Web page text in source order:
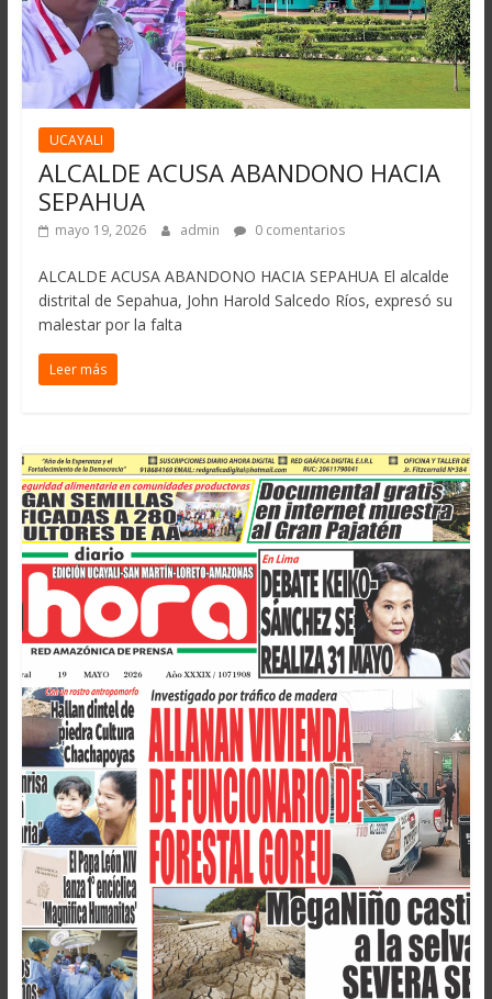
UCAYALI
ALCALDE ACUSA ABANDONO HACIA
SEPAHUA
mayo 19, 2026 admin 0 comentarios
ALCALDE ACUSA ABANDONO HACIA SEPAHUA El alcalde
distrital de Sepahua, John Harold Salcedo Ríos, expresó su
malestar por la falta
Leer más